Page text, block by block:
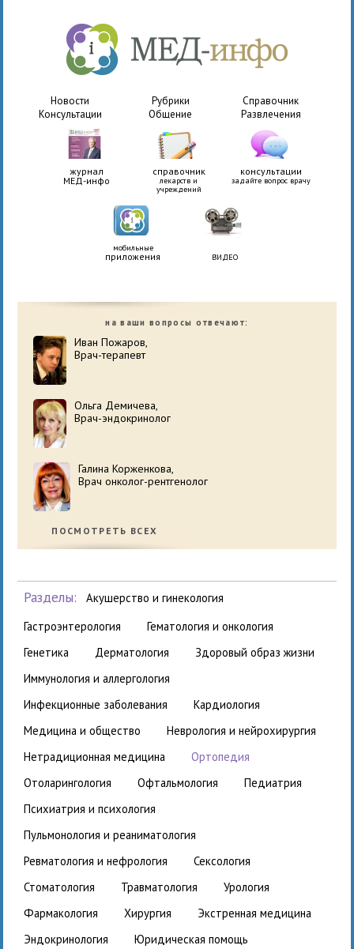
Новости Рубрики
Справочник
Консультации
Общение Развлечения
журнал
МЕД-инфо
справочник
лекарств и
учреждений
консультации
задайте вопрос врачу
мобильные
приложения ВИДЕО
на ваши вопросы отвечают:
Иван Пожаров,
Врач-терапевт
Ольга Демичева,
Врач-эндокринолог
Галина Корженкова,
Врач онколог-рентгенолог
ПОСМОТРЕТЬ ВСЕХ
Разделы:
акушерство и гинекология
гастроэнтерология
гематология и онкология
генетика
дерматология
здоровый образ жизни
иммунология и аллергология
инфекционные заболевания
кардиология
медицина и общество
неврология и нейрохирургия
нетрадиционная медицина
ортопедия
отоларингология
офтальмология
педиатрия
психиатрия и психология
пульмонология и реаниматология
ревматология и нефрология
сексология
стоматология
травматология
урология
фармакология
хирургия
экстренная медицина
эндокринология
юридическая помощь